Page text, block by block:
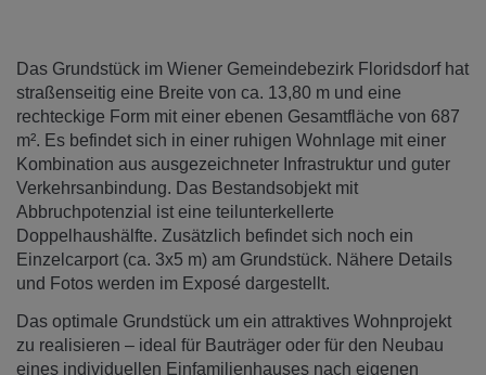
Das Grundstück im Wiener Gemeindebezirk Floridsdorf hat
straßenseitig eine Breite von ca. 13,80 m und eine
rechteckige Form mit einer ebenen Gesamtfläche von 687
m². Es befindet sich in einer ruhigen Wohnlage mit einer
Kombination aus ausgezeichneter Infrastruktur und guter
Verkehrsanbindung. Das Bestandsobjekt mit
Abbruchpotenzial ist eine teilunterkellerte
Doppelhaushälfte. Zusätzlich befindet sich noch ein
Einzelcarport (ca. 3x5 m) am Grundstück. Nähere Details
und Fotos werden im Exposé dargestellt.
Das optimale Grundstück um ein attraktives Wohnprojekt
zu realisieren – ideal für Bauträger oder für den Neubau
eines individuellen Einfamilienhauses nach eigenen